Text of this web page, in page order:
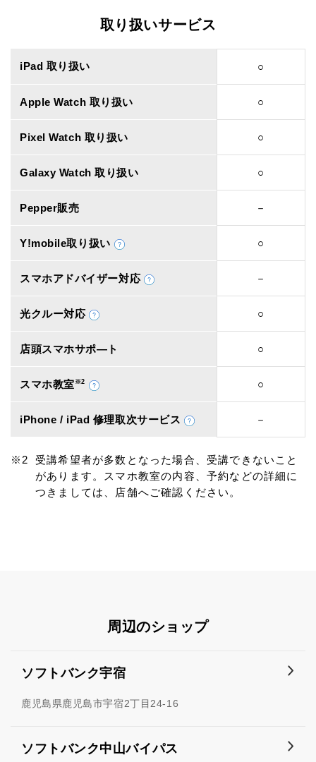
取り扱いサービス
iPad 取り扱い ○
Apple Watch 取り扱い ○
Pixel Watch 取り扱い ○
Galaxy Watch 取り扱い ○
Pepper販売 －
Y!mobile取り扱い ○
スマホアドバイザー対応 －
光クルー対応 ○
店頭スマホサポ―ト ○
スマホ教室 ※2 ○
iPhone / iPad 修理取次サービス －
受講希望者が多数となった場合、受講できないこと
があります。スマホ教室の内容、予約などの詳細に
つきましては、店舗へご確認ください。
周辺のショップ
ソフトバンク宇宿
鹿児島県鹿児島市宇宿2丁目24-16
ソフトバンク中山バイパス